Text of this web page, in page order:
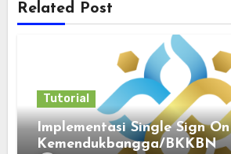
Related Post
Tutorial
Implementasi Single Sign On
Kemendukbangga/BKKBN